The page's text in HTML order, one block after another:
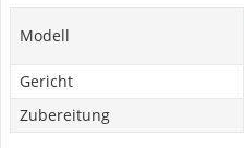
Modell
Gericht
Zubereitung